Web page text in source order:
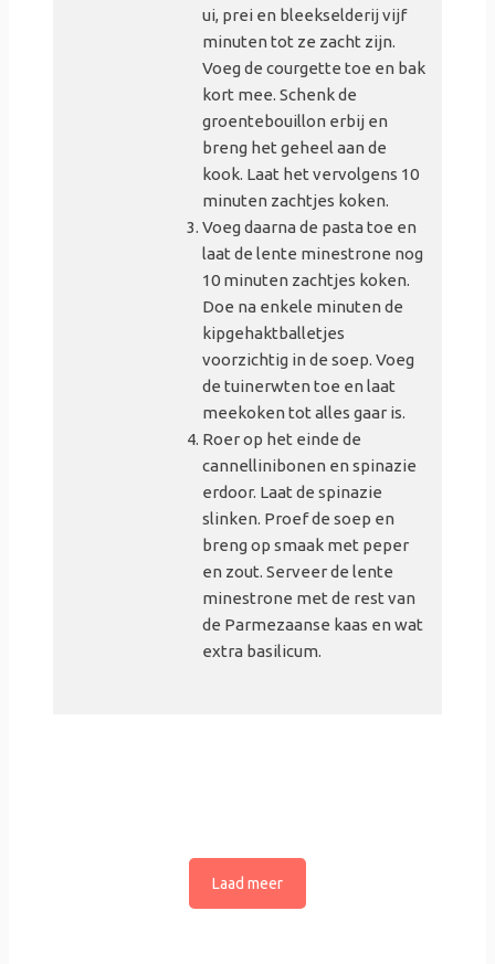
ui, prei en bleekselderij vijf
minuten tot ze zacht zijn.
Voeg de courgette toe en bak
kort mee. Schenk de
groentebouillon erbij en
breng het geheel aan de
kook. Laat het vervolgens 10
minuten zachtjes koken.
Voeg daarna de pasta toe en
laat de lente minestrone nog
10 minuten zachtjes koken.
Doe na enkele minuten de
kipgehaktballetjes
voorzichtig in de soep. Voeg
de tuinerwten toe en laat
meekoken tot alles gaar is.
Roer op het einde de
cannellinibonen en spinazie
erdoor. Laat de spinazie
slinken. Proef de soep en
breng op smaak met peper
en zout. Serveer de lente
minestrone met de rest van
de Parmezaanse kaas en wat
extra basilicum.
Laad meer